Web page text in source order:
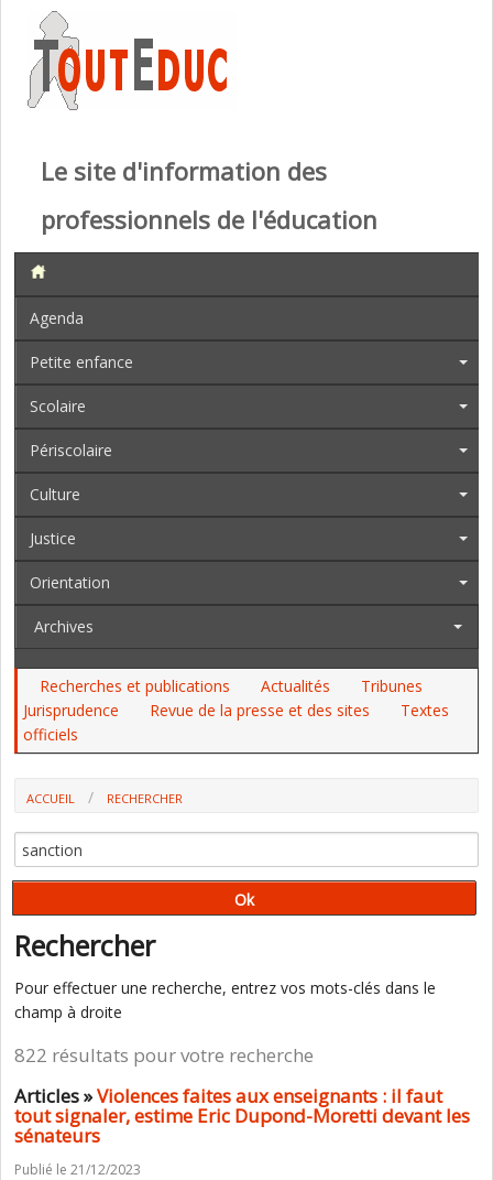
Le site d'information des
professionnels de l'éducation
Agenda
Petite enfance
Scolaire
Périscolaire
Culture
Justice
Orientation
Archives
Recherches et publications Actualités
Tribunes
Jurisprudence
Revue de la presse et des sites
Textes
officiels
ACCUEIL RECHERCHER
Rechercher
Pour effectuer une recherche, entrez vos mots-clés dans le
champ à droite
822 résultats pour votre recherche
Articles »Violences faites aux enseignants : il faut
tout signaler, estime Eric Dupond-Moretti devant les
sénateurs
Publié le 21/12/2023